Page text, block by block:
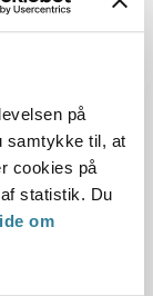
på
samtykke til, at
cookies på
statistik. Du
om
25. august
21-